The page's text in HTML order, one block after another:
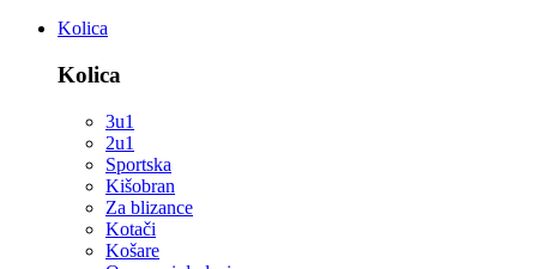
Kolica
Kolica
3u1
2u1
Sportska
Kišobran
Za blizance
Kotači
Košare